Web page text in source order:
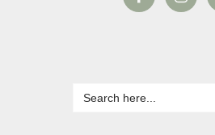
for: